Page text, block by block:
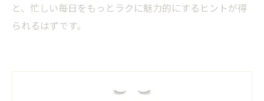
と、忙しい毎日をもっとラクに魅力的にするヒントが得
られるはずです。